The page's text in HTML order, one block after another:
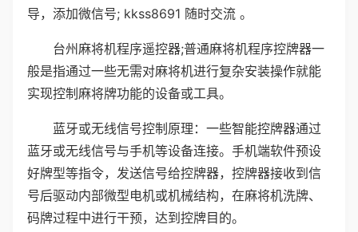
导，添加微信号; kkss8691 随时交流 。
台州麻将机程序遥控器;普通麻将机程序控牌器一
般是指通过一些无需对麻将机进行复杂安装操作就能
实现控制麻将牌功能的设备或工具。
蓝牙或无线信号控制原理：一些智能控牌器通过
蓝牙或无线信号与手机等设备连接。手机端软件预设
好牌型等指令，发送信号给控牌器，控牌器接收到信
号后驱动内部微型电机或机械结构，在麻将机洗牌、
码牌过程中进行干预，达到控牌目的。